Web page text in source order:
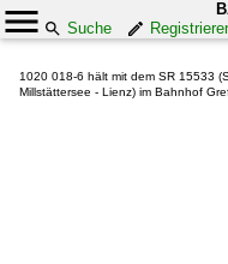
Suche
1020 018-6 hält mit dem SR 15533
Millstättersee - Lienz) im Bahnhof